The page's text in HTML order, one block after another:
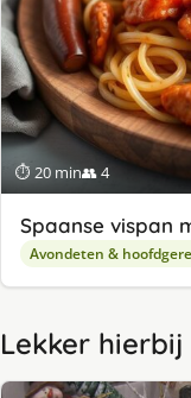
⏱ 20 min👥 4
Spaanse vispan
Avondeten &
Lekker hierbij